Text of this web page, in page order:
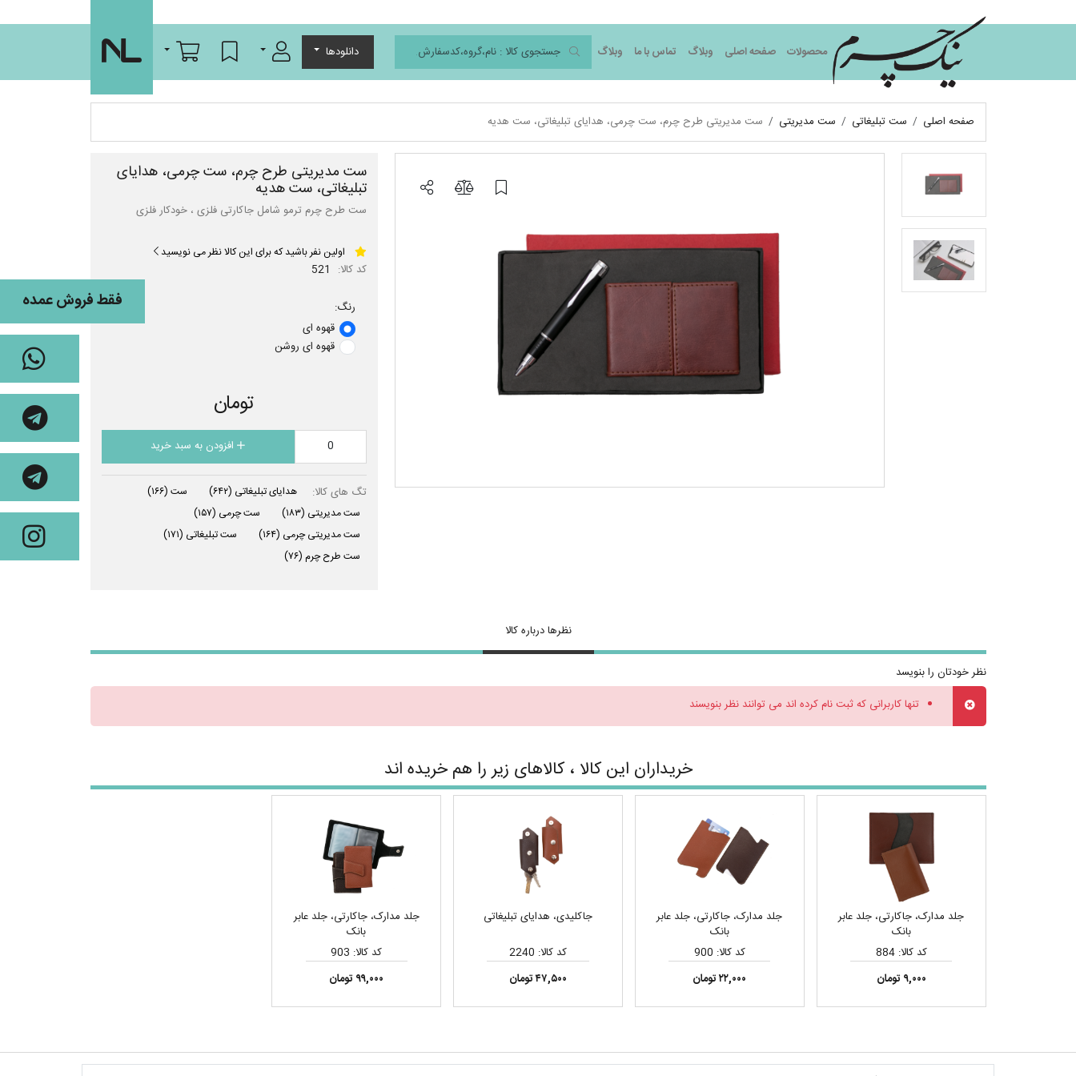
نیک چرم
محصولات
صفحه اصلی وبلاگ تماس با ما وبلاگ دانلودها ورود/عضویتلیست مورد علاقه
سبد خرید
صفحه اصلی ست تبلیغاتی ست مدیریتی ست مدیریتی طرح چرم، ست چرمی، هدایای تبلیغاتی، ست هدیه
ست مدیریتی طرح چرم، ست چرمی، هدایای
تبلیغاتی، ست هدیه
ست طرح چرم ترمو شامل جاکارتی فلزی ، خودکار فلزی
اولین نفر باشید که برای این کالا نظر می نویسید
کد کالا: 521
رنگ:
قهوه ای
قهوه ای روشن
تومان
افزودن به سبد خرید
تگ های کالا: هدایای تبلیغاتی (۶۴۲) ست (۱۶۶)
ست مدیریتی (۱۸۳) ست چرمی (۱۵۷)
ست مدیریتی چرمی (۱۶۴) ست تبلیغاتی (۱۷۱)
ست طرح چرم (۷۶)
نظرها درباره کالا
نظر خودتان را بنویسد
تنها کاربرانی که ثبت نام کرده اند می توانند نظر بنویسند
خریداران این کالا ، کالاهای زیر را هم خریده اند
جلد مدارک، جاکارتی، جلد عابر
بانک
کد کالا: 884
۹,۰۰۰ تومان
جلد مدارک، جاکارتی، جلد عابر
بانک
کد کالا: 900
۲۲,۰۰۰ تومان
جاکلیدی، هدایای تبلیغاتی
کد کالا: 2240
۴۷,۵۰۰ تومان
جلد مدارک، جاکارتی، جلد عابر
بانک
کد کالا: 903
۹۹,۰۰۰ تومان
فقط فروش عمده